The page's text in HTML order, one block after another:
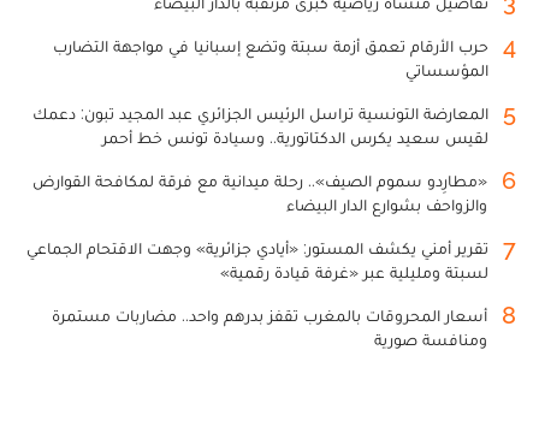
4
حرب الأرقام تعمق أزمة سبتة وتضع إسبانيا في مواجهة التضارب
المؤسساتي
5
المعارضة التونسية تراسل الرئيس الجزائري عبد المجيد تبون: دعمك
لقيس سعيد يكرس الدكتاتورية.. وسيادة تونس خط أحمر
6
«مطارِدو سموم الصيف».. رحلة ميدانية مع فرقة لمكافحة القوارض
والزواحف بشوارع الدار البيضاء
7
تقرير أمني يكشف المستور: «أيادي جزائرية» وجهت الاقتحام الجماعي
لسبتة ومليلية عبر «غرفة قيادة رقمية»
8
أسعار المحروقات بالمغرب تقفز بدرهم واحد.. مضاربات مستمرة
ومنافسة صورية